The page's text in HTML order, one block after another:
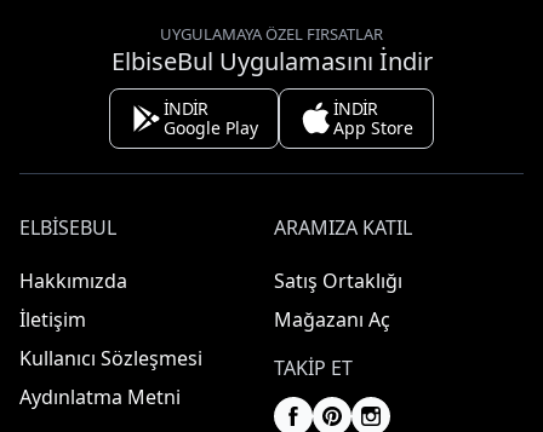
UYGULAMAYA ÖZEL FIRSATLAR
ElbiseBul Uygulamasını İndir
İNDİR
Google Play
İNDİR
App Store
ELBISEBUL
Hakkımızda
İletişim
Kullanıcı Sözleşmesi
Aydınlatma Metni
ARAMIZA KATIL
Satış Ortaklığı
Mağazanı Aç
TAKIP ET